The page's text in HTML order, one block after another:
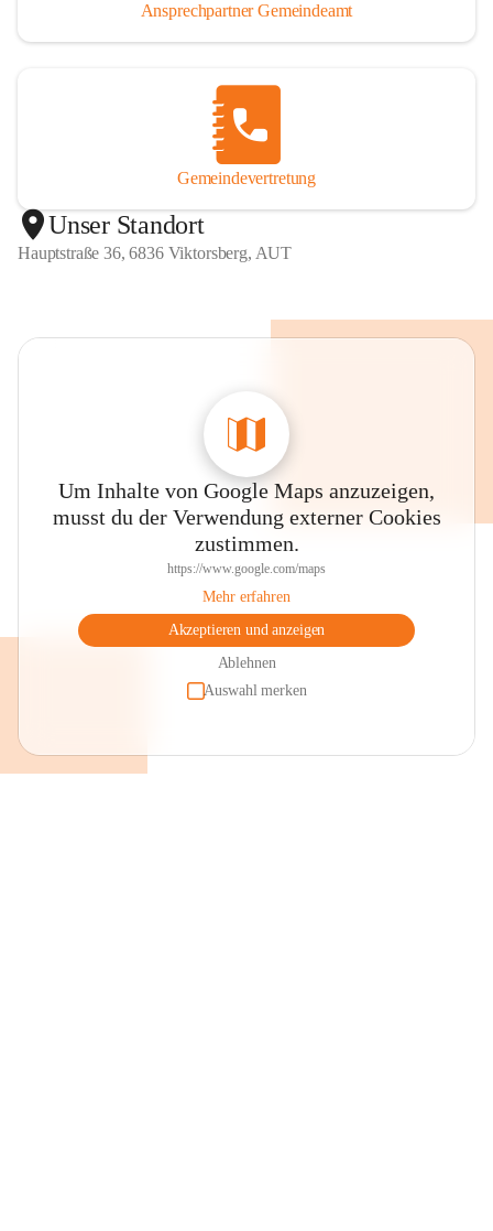
Ansprechpartner Gemeindeamt
Gemeindevertretung
Unser Standort
Hauptstraße 36, 6836 Viktorsberg, AUT
Um Inhalte von Google Maps anzuzeigen,
musst du der Verwendung externer Cookies
zustimmen.
https://www.google.com/maps
Mehr erfahren
Akzeptieren und anzeigen
Ablehnen
Auswahl merken